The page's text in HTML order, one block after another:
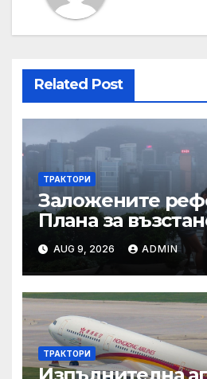
Related Post
ТРАКТОРИ
Заложените
Плана за
устойчивост в
енергетика са
неизпълними
AUG 9, 2026 ADMIN
ТРАКТОРИ